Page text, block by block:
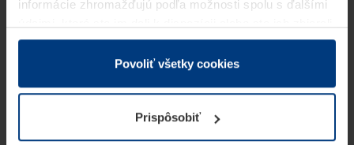
informácie zhromažďujú podľa možnosti spolu s ďalšími
v rámci Vášho využívania služieb.
Z právneho hľadiska môžeme cookies ukladať na Vašom
prevádzku tejto stránky. Pre všetky ostatné typy cookie
potrebujeme Vaše povolenie. Vaše povolenie môžete
kedykoľvek zmeniť alebo odvolať vo vysvetlení cookie
Povoliť všetky cookies
Prispôsobiť